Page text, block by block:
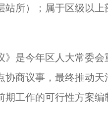
站所）；属于区级以上
是今年区人大常委会
协商议事，最终推动天
工作的可行性方案编